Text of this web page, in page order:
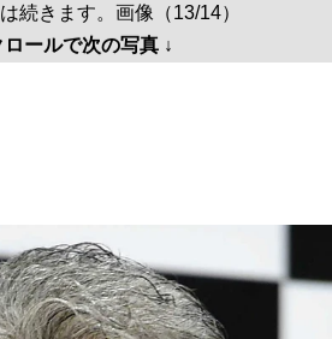
続きます。画像（13/14）
ロールで次の写真 ↓